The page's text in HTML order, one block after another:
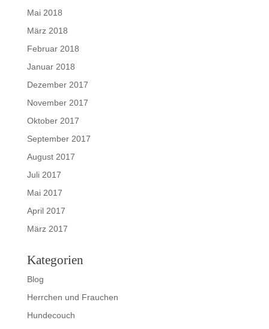
Mai 2018
März 2018
Februar 2018
Januar 2018
Dezember 2017
November 2017
Oktober 2017
September 2017
August 2017
Juli 2017
Mai 2017
April 2017
März 2017
Kategorien
Blog
Herrchen und Frauchen
Hundecouch